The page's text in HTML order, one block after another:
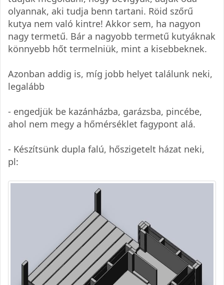
olyannak, aki tudja benn tartani. Röid szőrű
kutya nem való kintre! Akkor sem, ha nagyon
nagy termetű. Bár a nagyobb termetű kutyáknak
könnyebb hőt termelniük, mint a kisebbeknek.
Azonban addig is, míg jobb helyet találunk neki,
legalább
- engedjük be kazánházba, garázsba, pincébe,
ahol nem megy a hőmérséklet fagypont alá.
- Készítsünk dupla falú, hőszigetelt házat neki,
pl: